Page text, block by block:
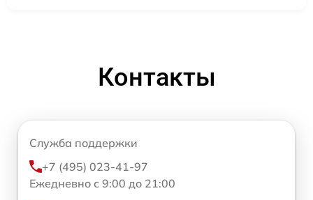
Контакты
Служба поддержки
+7 (495) 023-41-97
Ежедневно с 9:00 до 21:00